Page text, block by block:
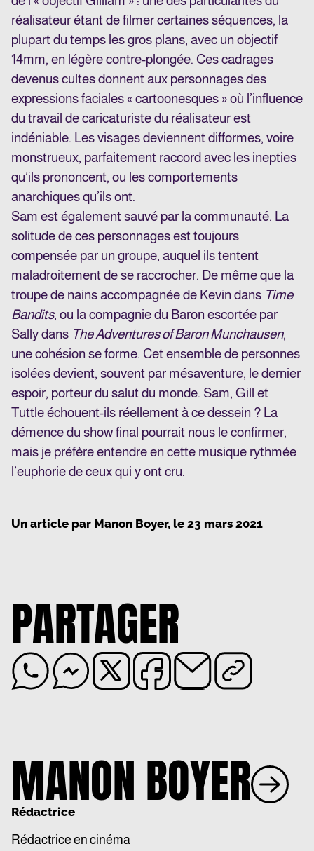
réalisateur étant de filmer certaines séquences, la
plupart du temps les gros plans, avec un objectif
14mm, en légère contre-plongée. Ces cadrages
devenus cultes donnent aux personnages des
expressions faciales « cartoonesques » où l’influence
du travail de caricaturiste du réalisateur est
indéniable. Les visages deviennent difformes, voire
monstrueux, parfaitement raccord avec les inepties
qu’ils prononcent, ou les comportements
anarchiques qu’ils ont.
Sam est également sauvé par la communauté. La
solitude de ces personnages est toujours
compensée par un groupe, auquel ils tentent
maladroitement de se raccrocher. De même que la
troupe de nains accompagnée de Kevin dans Time
Bandits, ou la compagnie du Baron escortée par
Sally dans The Adventures of Baron Munchausen,
une cohésion se forme. Cet ensemble de personnes
isolées devient, souvent par mésaventure, le dernier
espoir, porteur du salut du monde. Sam, Gill et
Tuttle échouent-ils réellement à ce dessein ? La
démence du show final pourrait nous le confirmer,
mais je préfère entendre en cette musique rythmée
l’euphorie de ceux qui y ont cru.
Un article par Manon Boyer, le 23 mars 2021
PARTAGER
MANON BOYER
Rédactrice
Rédactrice en cinéma